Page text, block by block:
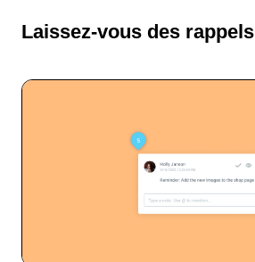
Laissez-vous des rappels